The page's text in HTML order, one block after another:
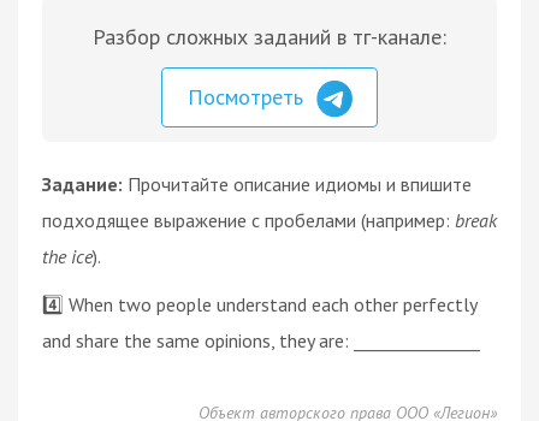
Разбор сложных заданий в тг-канале:
Посмотреть
Задание: Прочитайте описание идиомы и впишите
подходящее выражение с пробелами (например: break
the ice).
4️⃣ When two people understand each other perfectly
and share the same opinions, they are: _______________
Объект авторского права ООО «Легион»